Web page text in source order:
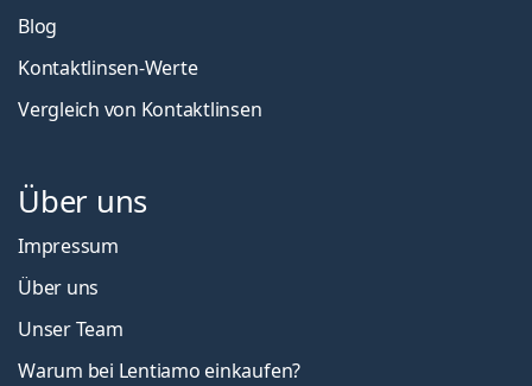
Blog
Kontaktlinsen-Werte
Vergleich von Kontaktlinsen
Über uns
Impressum
Über uns
Unser Team
Warum bei Lentiamo einkaufen?